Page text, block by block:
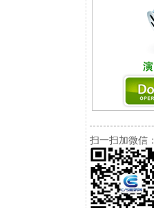
扫一扫加微信：